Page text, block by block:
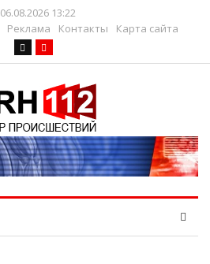
06.08.2026 13:22
Реклама Контакты Карта сайта